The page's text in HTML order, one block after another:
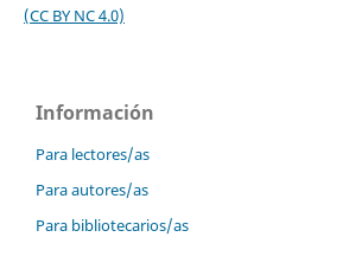
(CC BY NC 4.0)
Información
Para lectores/as
Para autores/as
Para bibliotecarios/as